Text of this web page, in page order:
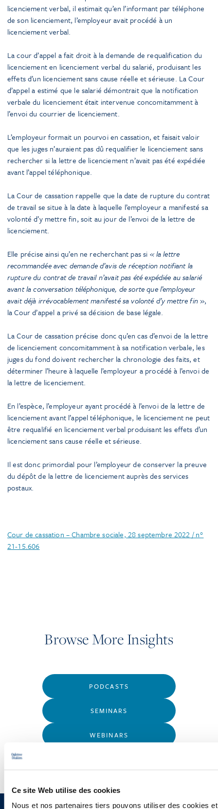
Ce site Web utilise des cookies
Nous et nos partenaires tiers pouvons utiliser des cookies
licenciement verbal, il estimait qu’en l’informant par téléphone
de son licenciement, l’employeur avait procédé à un
licenciement verbal.
La cour d’appel a fait droit à la demande de requalification du
licenciement en licenciement verbal du salarié, produisant les
effets d’un licenciement sans cause réelle et sérieuse. La Cour
d’appel a estimé que le salarié démontrait que la notification
verbale du licenciement était intervenue concomitamment à
l’envoi du courrier de licenciement.
L’employeur formait un pourvoi en cassation, et faisait valoir
que les juges n’auraient pas dû requalifier le licenciement sans
rechercher si la lettre de licenciement n’avait pas été expédiée
avant l’appel téléphonique.
La Cour de cassation rappelle que la date de rupture du contrat
de travail se situe à la date à laquelle l’employeur a manifesté sa
volonté d’y mettre fin, soit au jour de l’envoi de la lettre de
licenciement.
Elle précise ainsi qu’en ne recherchant pas si « la lettre
recommandée avec demande d’avis de réception notifiant la
rupture du contrat de travail n’avait pas été expédiée au salarié
avant la conversation téléphonique, de sorte que l’employeur
avait déjà irrévocablement manifesté sa volonté d’y mettre fin»,
la Cour d’appel a privé sa décision de base légale.
La Cour de cassation précise donc qu’en cas d’envoi de la lettre
de licenciement concomitamment à sa notification verbale, les
juges du fond doivent rechercher la chronologie des faits, et
déterminer l’heure à laquelle l’employeur a procédé à l’envoi de
la lettre de licenciement.
En l’espèce, l’employeur ayant procédé à l’envoi de la lettre de
licenciement avant l’appel téléphonique, le licenciement ne peut
être requalifié en licenciement verbal produisant les effets d’un
licenciement sans cause réelle et sérieuse.
Il est donc primordial pour l’employeur de conserver la preuve
du dépôt de la lettre de licenciement auprès des services
postaux.
Cour de cassation – Chambre sociale, 28 septembre 2022 / n°
21-15.606
Browse More Insights
PODCASTS
SEMINARS
WEBINARS